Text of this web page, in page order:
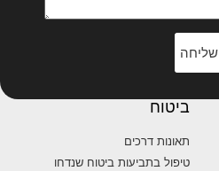
שליחה
ביטוח
תאונות דרכים
טיפול בתביעות ביטוח שנדחו